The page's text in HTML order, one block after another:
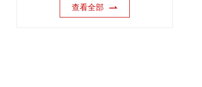
查看全部